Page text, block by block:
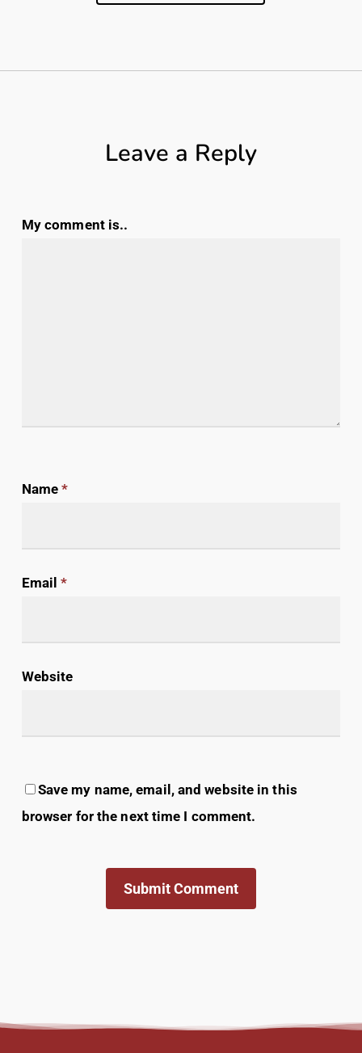
Leave a Reply
My comment is..
Name*
Email*
Website
Save my name, email, and website in this
browser for the next time I comment.